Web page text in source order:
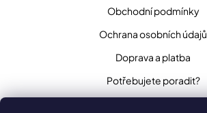
Obchodní podmínky
Ochrana osobních údajů
Doprava a platba
Potřebujete poradit?